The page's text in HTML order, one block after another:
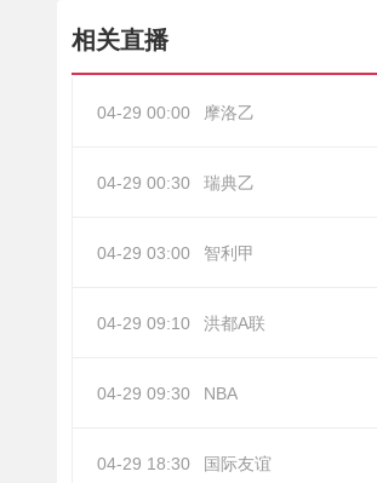
相关直播
04-29 00:00 摩洛乙
04-29 00:30 瑞典乙
04-29 03:00 智利甲
04-29 09:10 洪都A联
04-29 09:30 NBA
04-29 18:30 国际友谊